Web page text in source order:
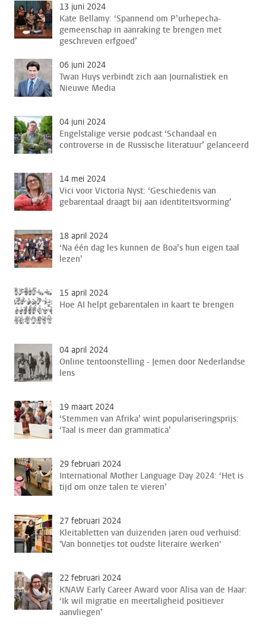
13 juni 2024
Kate Bellamy: ‘Spannend om P’urhepecha-
gemeenschap in aanraking te brengen met
geschreven erfgoed’
06 juni 2024
Twan Huys verbindt zich aan Journalistiek en
Nieuwe Media
04 juni 2024
Engelstalige versie podcast ‘Schandaal en
controverse in de Russische literatuur’ gelanceerd
14 mei 2024
Vici voor Victoria Nyst: ‘Geschiedenis van
gebarentaal draagt bij aan identiteitsvorming’
18 april 2024
‘Na één dag les kunnen de Boa’s hun eigen taal
lezen’
15 april 2024
Hoe AI helpt gebarentalen in kaart te brengen
04 april 2024
Online tentoonstelling - Jemen door Nederlandse
lens
19 maart 2024
‘Stemmen van Afrika’ wint populariseringsprijs:
‘Taal is meer dan grammatica’
29 februari 2024
International Mother Language Day 2024: ‘Het is
tijd om onze talen te vieren’
27 februari 2024
Kleitabletten van duizenden jaren oud verhuisd:
'Van bonnetjes tot oudste literaire werken'
22 februari 2024
KNAW Early Career Award voor Alisa van de Haar:
‘Ik wil migratie en meertaligheid positiever
aanvliegen’